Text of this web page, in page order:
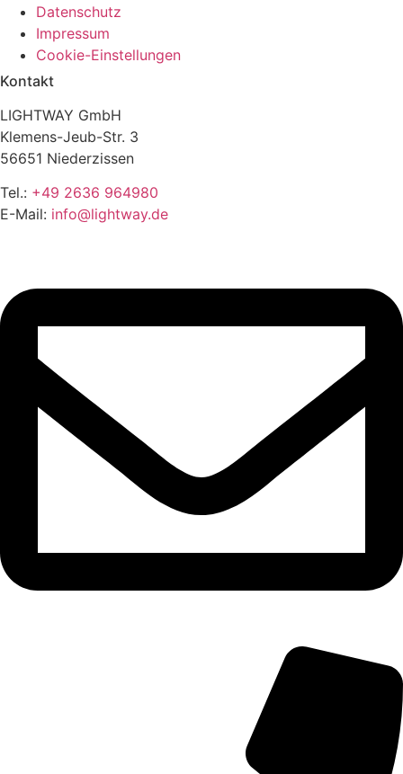
Datenschutz
Impressum
Cookie-Einstellungen
Kontakt
LIGHTWAY GmbH
Klemens-Jeub-Str. 3
56651 Niederzissen
Tel.: +49 2636 964980
E-Mail: info@lightway.de